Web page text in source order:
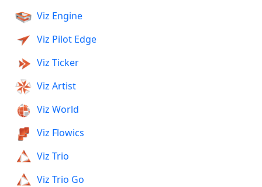
Viz Engine
Viz Pilot Edge
Viz Ticker
Viz Artist
Viz World
Viz Flowics
Viz Trio
Viz Trio Go